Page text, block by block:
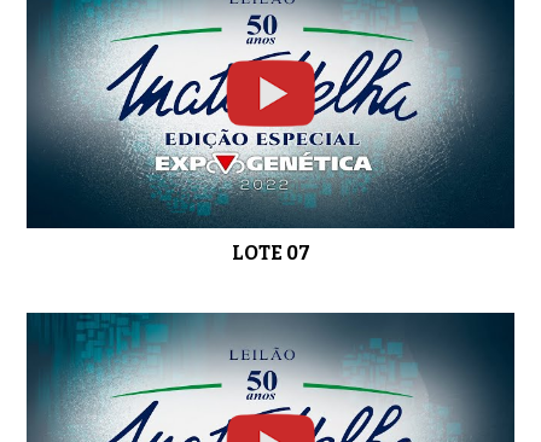
0:59 LOTE 22
LOTE 23
LOTE 24
LOTE 07